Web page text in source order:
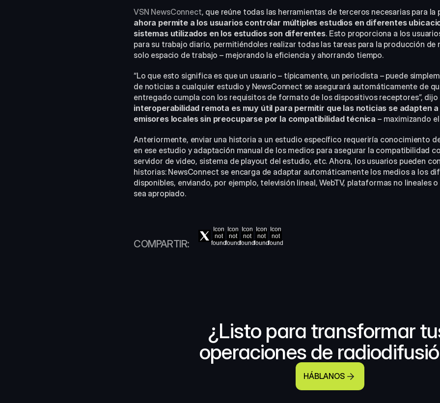
VSN NewsConnect
ahora permite a los usuarios controlar múltiples estudios en diferentes
sistemas utilizados en los estudios son diferentes. Esto proporciona a los
para su trabajo diario, permitiéndoles realizar todas las tareas para la producción
solo espacio de trabajo – mejorando la eficiencia y ahorrando tiempo.
“Lo que esto significa es que un usuario – típicamente, un periodista – puede
de noticias a cualquier estudio y NewsConnect se asegurará automáticamente de
entregado cumpla con los requisitos de formato de los dispositivos receptores”, dijo
interoperabilidad remota es muy útil para permitir que las noticias se adapten
emisores locales sin preocuparse por la compatibilidad técnica – maximizando
Anteriormente, enviar una historia a un estudio específico requeriría conocimiento
en ese estudio y adaptación manual de los medios para asegurar la compatibilidad
servidor de video, sistema de playout del estudio, etc. Ahora, los usuarios pueden
historias: NewsConnect se encarga de adaptar automáticamente los medios a los
disponibles, enviando, por ejemplo, televisión lineal, WebTV, plataformas no lineales
sea apropiado.
COMPARTIR:
Icon
not
found
Icon
not
found
Icon
not
found
Icon
not
found
Icon
not
found
¿Listo para transformar
operaciones de
HÁBLANOS